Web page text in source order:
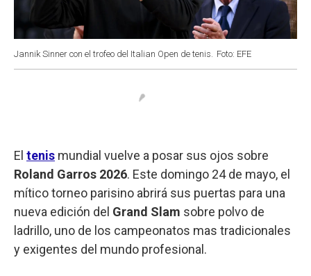
Jannik Sinner con el trofeo del Italian Open de tenis. Foto: EFE
El tenis mundial vuelve a posar sus ojos sobre
Roland Garros 2026. Este domingo 24 de mayo, el
mítico torneo parisino abrirá sus puertas para una
nueva edición del Grand Slam sobre polvo de
ladrillo, uno de los campeonatos mas tradicionales
y exigentes del mundo profesional.